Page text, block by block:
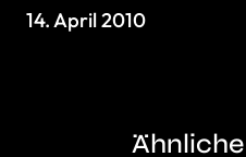
14. April 2010